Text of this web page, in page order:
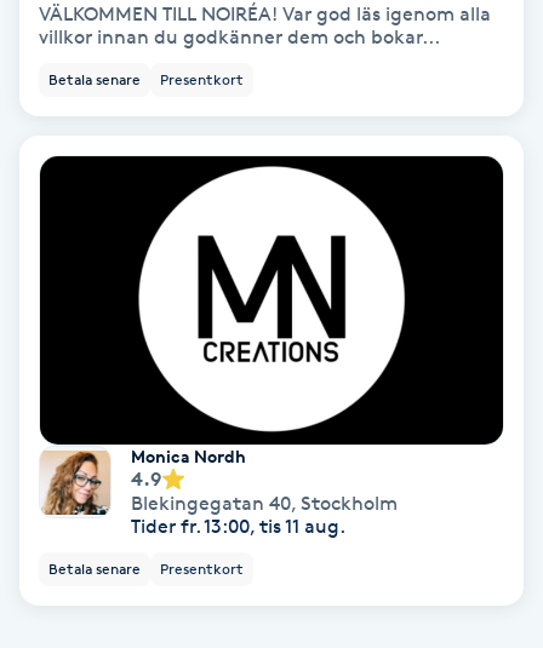
Kärlbehandling
LED-ljusterapi
LPG-behandling
VÄLKOMMEN TILL NOIRÉA! Var god läs igenom alla
villkor innan du godkänner dem och bokar...
Betala senare Presentkort
Monica Nordh
4.9
Blekingegatan 40, Stockholm
Tider fr. 13:00, tis 11 aug.
Betala senare Presentkort